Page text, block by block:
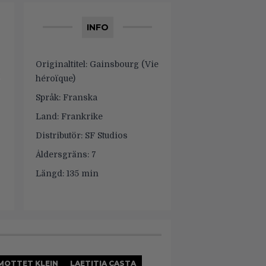
INFO
Originaltitel: Gainsbourg (Vie
héroïque)
Språk: Franska
Land: Frankrike
Distributör: SF Studios
Åldersgräns: 7
Längd: 135 min
KLEIN
LAETITIA CASTA